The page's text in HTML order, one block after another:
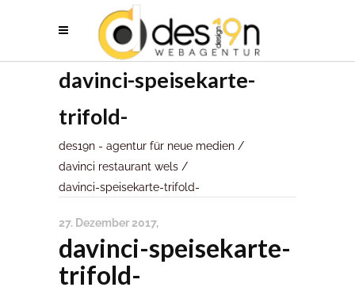
davinci-speisekarte-
trifold-
des19n - agentur für neue medien /
davinci restaurant wels /
davinci-speisekarte-trifold-
27. Dezember 2017
davinci-speisekarte-
trifold-